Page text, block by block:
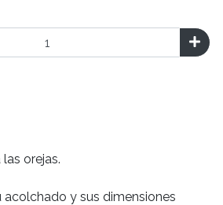
orejas.
acolchado y sus dimensiones